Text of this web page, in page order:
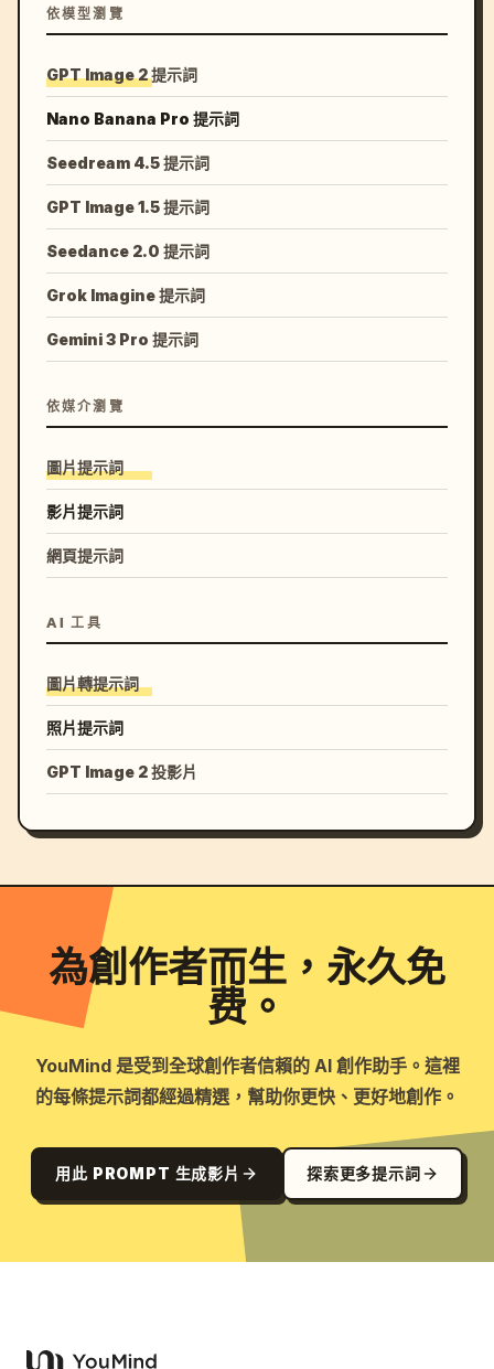
依模型瀏覽
GPT Image 2 提示詞
Nano Banana Pro 提示詞
Seedream 4.5 提示詞
GPT Image 1.5 提示詞
Seedance 2.0 提示詞
Grok Imagine 提示詞
Gemini 3 Pro 提示詞
依媒介瀏覽
圖片提示詞
影片提示詞
網頁提示詞
AI 工具
圖片轉提示詞
照片提示詞
GPT Image 2 投影片
為創作者而生，永久免
费。
YouMind 是受到全球創作者信賴的 AI 創作助手。這裡
的每條提示詞都經過精選，幫助你更快、更好地創作。
用此 PROMPT 生成影片 探索更多提示詞